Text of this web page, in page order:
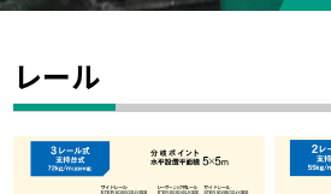
レール